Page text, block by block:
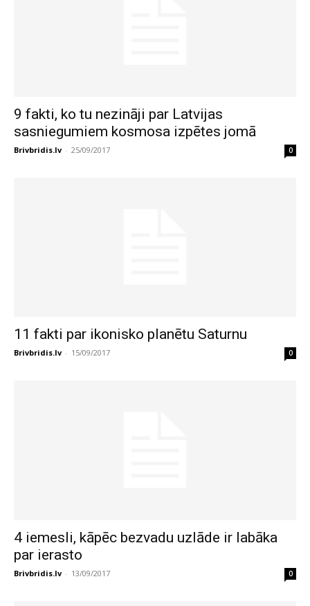
9 fakti, ko tu nezināji par Latvijas
sasniegumiem kosmosa izpētes jomā
Brivbridis.lv - 25/09/2017 0
11 fakti par ikonisko planētu Saturnu
Brivbridis.lv - 15/09/2017 0
4 iemesli, kāpēc bezvadu uzlāde ir labāka
par ierasto
Brivbridis.lv - 13/09/2017 0